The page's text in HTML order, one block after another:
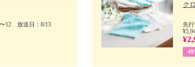
12 放送日：8/13
ク
先